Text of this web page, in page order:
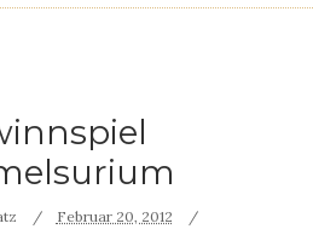
Februar 20, 2012